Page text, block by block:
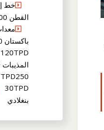
خط
القطن TPD100
باكستان TPD150 و TPD50
TPD250
بنغلادي